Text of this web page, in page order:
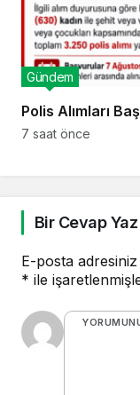
Polis Alımları
Gündem
7 saat önce
Bir Cevap Yaz
E-posta
* ile